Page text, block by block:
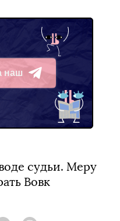
наш
судьи. Меру
Вовк